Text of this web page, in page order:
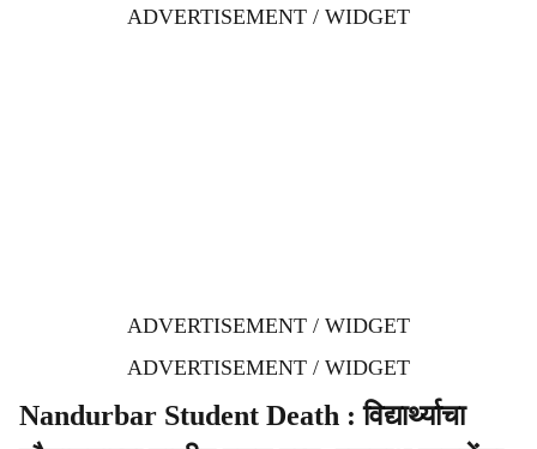
ADVERTISEMENT / WIDGET
ADVERTISEMENT / WIDGET
ADVERTISEMENT / WIDGET
Nandurbar Student Death : विद्यार्थ्याचा